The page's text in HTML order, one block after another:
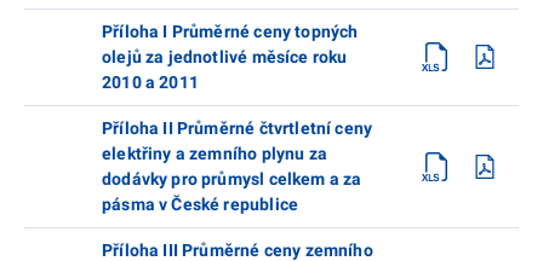
Příloha I Průměrné ceny topných
olejů za jednotlivé měsíce roku
2010 a 2011
Příloha II Průměrné čtvrtletní ceny
elektřiny a zemního plynu za
dodávky pro průmysl celkem a za
pásma v České republice
Příloha III Průměrné ceny zemního